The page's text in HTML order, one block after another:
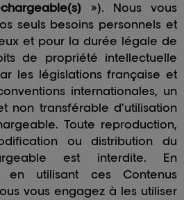
»). Nous vous
seuls besoins personnels et
et pour la durée légale de
de propriété intellectuelle
les législations française et
internationales, un
non transférable d’utilisation
Toute reproduction,
ou distribution du
est interdite. En
en utilisant ces Contenus
vous engagez à les utiliser